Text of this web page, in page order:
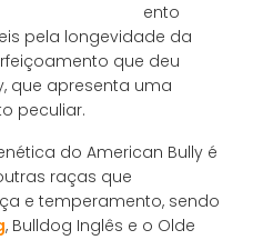
ento
pela longevidade da
que deu
que apresenta uma
peculiar.
do American Bully é
raças que
e temperamento, sendo
, Bulldog Inglês e o Olde